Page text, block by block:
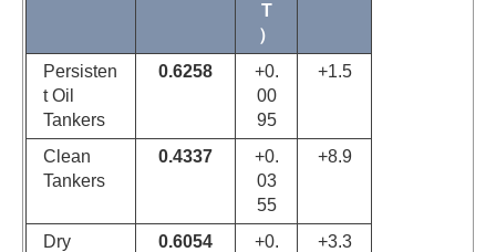
T
）
Persisten
t Oil
Tankers
0.6258
+0.
00
95
+1.5
Clean
Tankers
0.4337
+0.
03
55
+8.9
Dry
0.6054
+0.
+3.3